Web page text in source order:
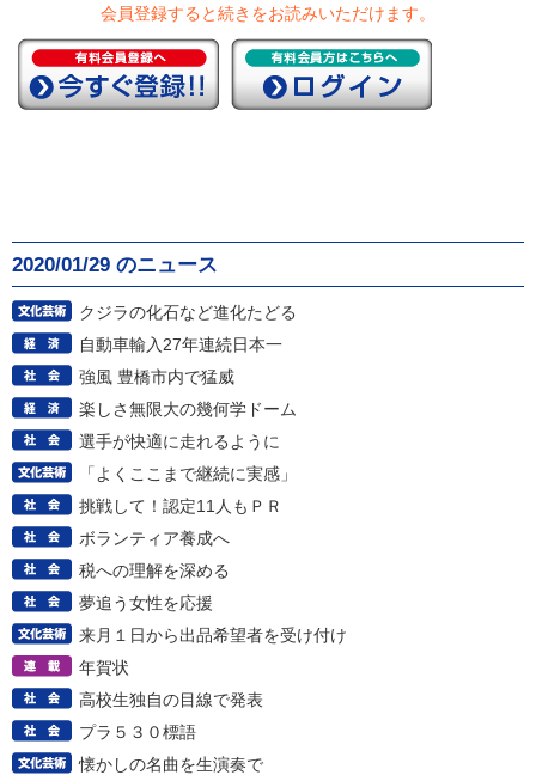
会員登録すると続きをお読みいただけます。
2020/01/29 のニュース
クジラの化石など進化たどる
自動車輸入27年連続日本一
強風 豊橋市内で猛威
楽しさ無限大の幾何学ドーム
選手が快適に走れるように
「よくここまで継続に実感」
挑戦して！認定11人もＰＲ
ボランティア養成へ
税への理解を深める
夢追う女性を応援
来月１日から出品希望者を受け付け
年賀状
高校生独自の目線で発表
プラ５３０標語
懐かしの名曲を生演奏で